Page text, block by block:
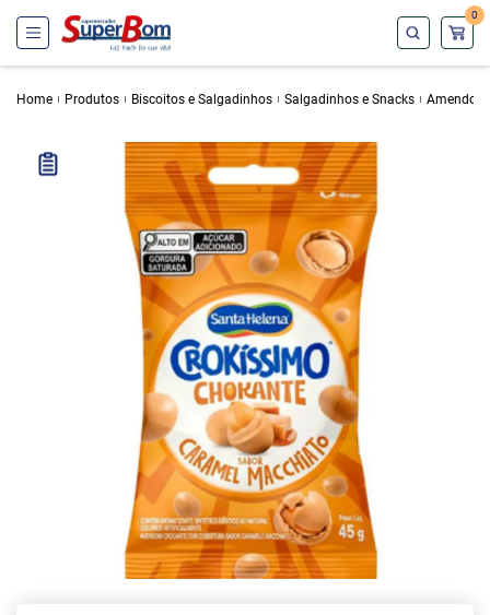
0
Home Produtos Biscoitos e Salgadinhos Salgadinhos e Snacks